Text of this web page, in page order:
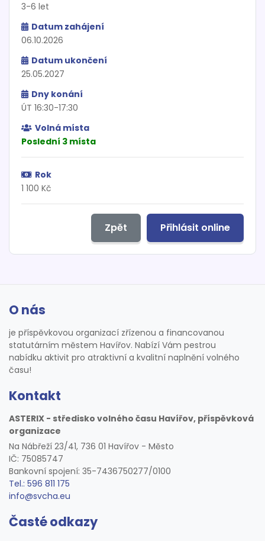
3-6 let
Datum zahájení
06.10.2026
Datum ukončení
25.05.2027
Dny konání
ÚT 16:30-17:30
Volná místa
Poslední 3 místa
Rok
1 100 Kč
Přihlásit online
Zpět
O nás
je příspěvkovou organizací zřízenou a financovanou
statutárním městem Havířov. Nabízí Vám pestrou
nabídku aktivit pro atraktivní a kvalitní naplnění volného
času!
Kontakt
ASTERIX - středisko volného času Havířov, příspěvková
organizace
Na Nábřeží 23/41, 736 01 Havířov - Město
IČ: 75085747
Bankovní spojení: 35-7436750277/0100
Tel.: 596 811 175
info@svcha.eu
Časté odkazy